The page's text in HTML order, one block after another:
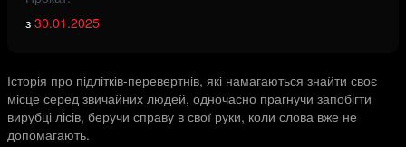
з 30.01.2025
Історія про підлітків-перевертнів, які намагаються знайти своє
місце серед звичайних людей, одночасно прагнучи запобігти
вирубці лісів, беручи справу в свої руки, коли слова вже не
допомагають.